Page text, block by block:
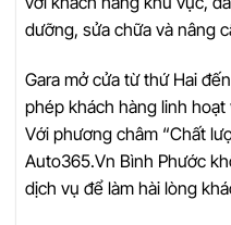
dưỡng, sửa chữa và nâng
Gara mở cửa từ thứ Hai
phép khách hàng linh
Với phương châm “Chất
Auto365.Vn Bình Phước
dịch vụ để làm hài lòng